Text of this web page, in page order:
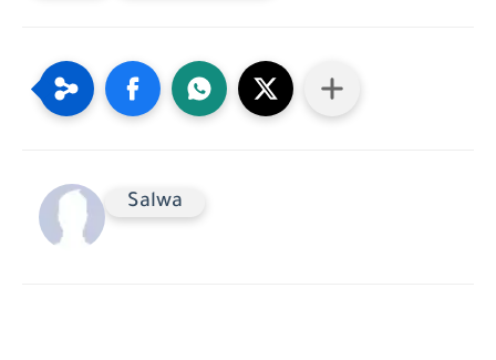
Salwa